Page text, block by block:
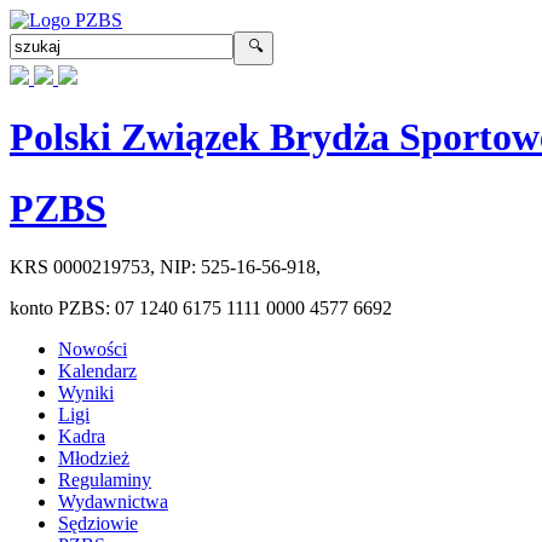
Polski Związek Brydża
PZBS
KRS 0000219753, NIP: 525-16-56-918,
konto PZBS: 07 1240 6175 1111 0000 4577 6692
Nowości
Kalendarz
Wyniki
Ligi
Kadra
Młodzież
Regulaminy
Wydawnictwa
Sędziowie